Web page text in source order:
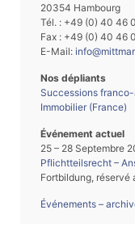
20354 Hambourg
Tél. : +49 (0) 40 46
Fax : +49 (0) 40 46
E-Mail:
Nos dépliants
Successions
Immobilier (France)
Événement actuel
25 – 28 Septembre
Pflichtteilsrecht –
Fortbildung, réservé
Événements –